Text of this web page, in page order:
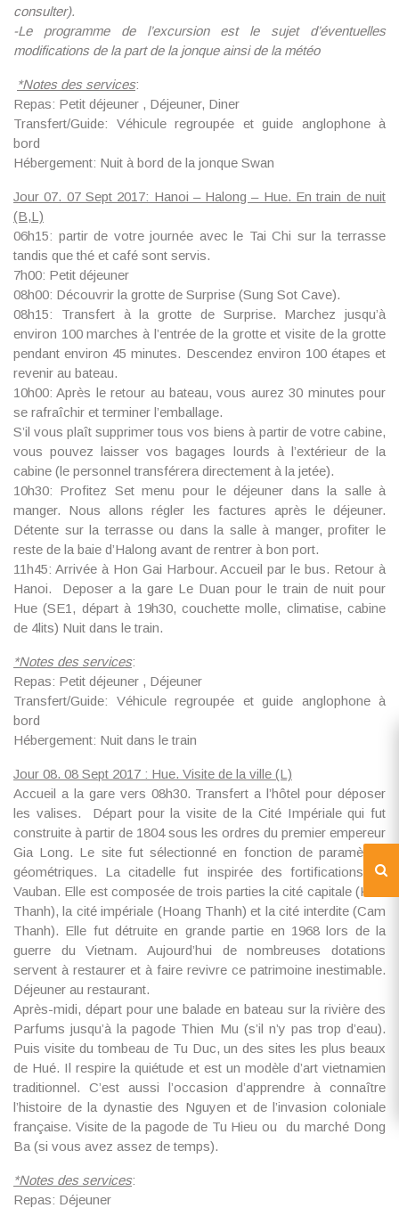
consulter).
-Le programme de l’excursion est le sujet d’éventuelles
modifications de la part de la jonque ainsi de la météo
*Notes des services:
Repas: Petit déjeuner , Déjeuner, Diner
Transfert/Guide: Véhicule regroupée et guide anglophone à
bord
Hébergement: Nuit à bord de la jonque Swan
Jour 07. 07 Sept 2017: Hanoi – Halong – Hue. En train de nuit
(B,L)
06h15: partir de votre journée avec le Tai Chi sur la terrasse
tandis que thé et café sont servis.
7h00: Petit déjeuner
08h00: Découvrir la grotte de Surprise (Sung Sot Cave).
08h15: Transfert à la grotte de Surprise. Marchez jusqu’à
environ 100 marches à l’entrée de la grotte et visite de la grotte
pendant environ 45 minutes. Descendez environ 100 étapes et
revenir au bateau.
10h00: Après le retour au bateau, vous aurez 30 minutes pour
se rafraîchir et terminer l’emballage.
S’il vous plaît supprimer tous vos biens à partir de votre cabine,
vous pouvez laisser vos bagages lourds à l’extérieur de la
cabine (le personnel transférera directement à la jetée).
10h30: Profitez Set menu pour le déjeuner dans la salle à
manger. Nous allons régler les factures après le déjeuner.
Détente sur la terrasse ou dans la salle à manger, profiter le
reste de la baie d’Halong avant de rentrer à bon port.
11h45: Arrivée à Hon Gai Harbour. Accueil par le bus. Retour à
Hanoi. Deposer a la gare Le Duan pour le train de nuit pour
Hue (SE1, départ à 19h30, couchette molle, climatise, cabine
de 4lits) Nuit dans le train.
*Notes des services:
Repas: Petit déjeuner , Déjeuner
Transfert/Guide: Véhicule regroupée et guide anglophone à
bord
Hébergement: Nuit dans le train
Jour 08. 08 Sept 2017 : Hue. Visite de la ville (L)
Accueil a la gare vers 08h30. Transfert a l’hôtel pour déposer
les valises. Départ pour la visite de la Cité Impériale qui fut
construite à partir de 1804 sous les ordres du premier empereur
Gia Long. Le site fut sélectionné en fonction de paramètres
géométriques. La citadelle fut inspirée des fortifications de
Vauban. Elle est composée de trois parties la cité capitale (Kinh
Thanh), la cité impériale (Hoang Thanh) et la cité interdite (Cam
Thanh). Elle fut détruite en grande partie en 1968 lors de la
guerre du Vietnam. Aujourd’hui de nombreuses dotations
servent à restaurer et à faire revivre ce patrimoine inestimable.
Déjeuner au restaurant.
Après-midi, départ pour une balade en bateau sur la rivière des
Parfums jusqu’à la pagode Thien Mu (s’il n’y pas trop d’eau).
Puis visite du tombeau de Tu Duc, un des sites les plus beaux
de Hué. Il respire la quiétude et est un modèle d’art vietnamien
traditionnel. C’est aussi l’occasion d’apprendre à connaître
l’histoire de la dynastie des Nguyen et de l’invasion coloniale
française. Visite de la pagode de Tu Hieu ou du marché Dong
Ba (si vous avez assez de temps).
*Notes des services:
Repas: Déjeuner